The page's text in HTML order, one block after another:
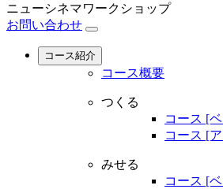
ニューシネマワークショップ
お問い合わせ
コース紹介
コース概要
つくる
コース [
コース [
みせる
コース [